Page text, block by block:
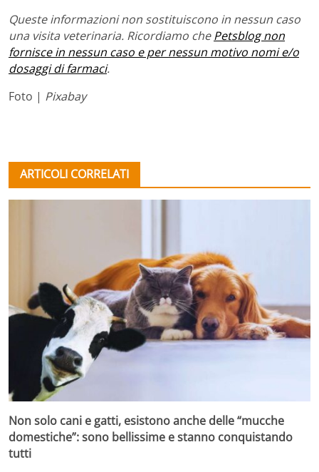
Queste informazioni non sostituiscono in nessun caso
una visita veterinaria. Ricordiamo chePetsblog non
fornisce in nessun caso e per nessun motivo nomi e/o
dosaggi di farmaci.
Foto | Pixabay
ARTICOLI CORRELATI
Non solo cani e gatti, esistono anche delle “mucche
domestiche”: sono bellissime e stanno conquistando
tutti